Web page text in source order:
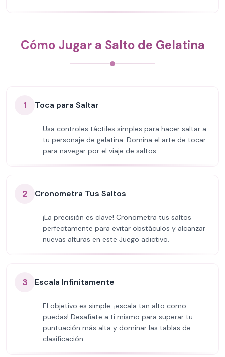
Cómo Jugar a Salto de Gelatina
1 Toca para Saltar
Usa controles táctiles simples para hacer saltar a
tu personaje de gelatina. Domina el arte de tocar
para navegar por el viaje de saltos.
2 Cronometra Tus Saltos
¡La precisión es clave! Cronometra tus saltos
perfectamente para evitar obstáculos y alcanzar
nuevas alturas en este Juego adictivo.
3 Escala Infinitamente
El objetivo es simple: ¡escala tan alto como
puedas! Desafíate a ti mismo para superar tu
puntuación más alta y dominar las tablas de
clasificación.